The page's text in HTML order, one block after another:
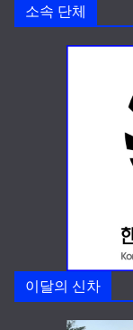
소속 단체
이달의 신차